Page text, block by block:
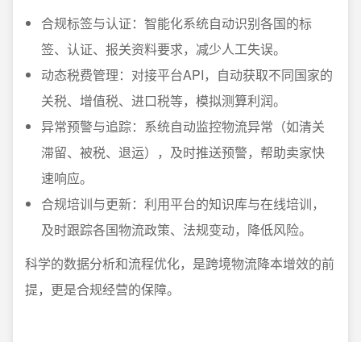
合规标签与认证：智能化系统自动识别各国的标
签、认证、报关资料要求，减少人工失误。
动态税费管理：对接平台API，自动获取不同国家的
关税、增值税、进口税等，模拟测算利润。
异常预警与追踪：系统自动监控物流异常（如清关
滞留、被税、退运），及时推送预警，帮助卖家快
速响应。
合规培训与更新：利用平台的知识库与在线培训，
及时跟踪各国物流政策、法规变动，降低风险。
科学的数据分析和流程优化，是跨境物流降本增效的前
提，更是合规经营的保障。